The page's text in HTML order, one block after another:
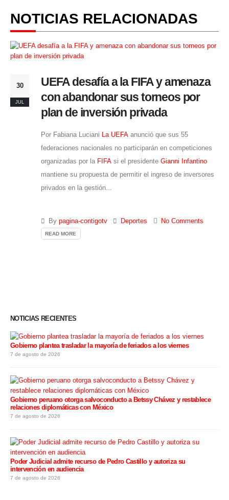
NOTICIAS RELACIONADAS
30
JUL
UEFA desafía a la FIFA y amenaza
con abandonar sus torneos por
plan de inversión privada
Por Fabiana Luciani La UEFA anunció que sus 55
federaciones nacionales no participarán en competiciones
organizadas por la FIFA si el presidente Gianni Infantino
mantiene su propuesta de permitir el ingreso de inversores
privados en la gestión...
By pagina-contigotv Deportes No Comments
READ MORE
NOTICIAS RECIENTES
Gobierno plantea trasladar la mayoría de feriados a los viernes
7 de agosto de 2026
Gobierno peruano otorga salvoconducto a Betssy Chávez y restablece
relaciones diplomáticas con México
7 de agosto de 2026
Poder Judicial admite recurso de Pedro Castillo y autoriza su
intervención en audiencia
7 de agosto de 2026